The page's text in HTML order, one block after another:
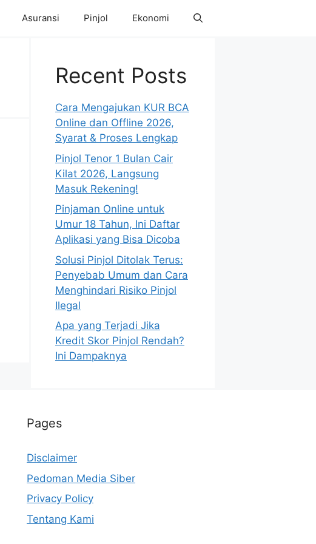
Asuransi Pinjol Ekonomi
Recent Posts
Cara Mengajukan KUR BCA
Online dan Offline 2026,
Syarat & Proses Lengkap
Pinjol Tenor 1 Bulan Cair
Kilat 2026, Langsung
Masuk Rekening!
Pinjaman Online untuk
Umur 18 Tahun, Ini Daftar
Aplikasi yang Bisa Dicoba
Solusi Pinjol Ditolak Terus:
Penyebab Umum dan Cara
Menghindari Risiko Pinjol
Ilegal
Apa yang Terjadi Jika
Kredit Skor Pinjol Rendah?
Ini Dampaknya
Pages
Disclaimer
Pedoman Media Siber
Privacy Policy
Tentang Kami